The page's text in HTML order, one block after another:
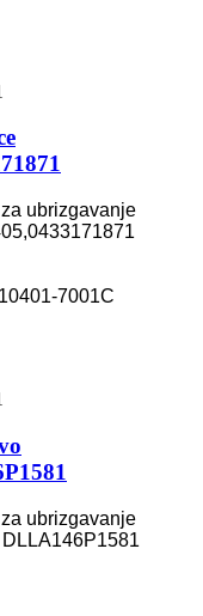
ubrizgavanje
7001C
ubrizgavanje